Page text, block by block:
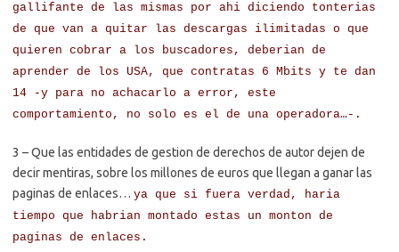
gallifante de las mismas por ahi diciendo tonterias
de que van a quitar las descargas ilimitadas o que
quieren cobrar a los buscadores, deberian de
aprender de los USA, que contratas 6 Mbits y te dan
14 -y para no achacarlo a error, este
comportamiento, no solo es el de una operadora…-.
3 – Que las entidades de gestion de derechos de autor dejen de
decir mentiras, sobre los millones de euros que llegan a ganar las
paginas de enlaces… ya que si fuera verdad, haria
tiempo que habrian montado estas un monton de
paginas de enlaces.